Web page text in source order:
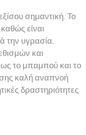
σημαντική. Το
είναι
την υγρασία,
και
το μπαμπού και το
καλή αναπνοή
δραστηριότητες